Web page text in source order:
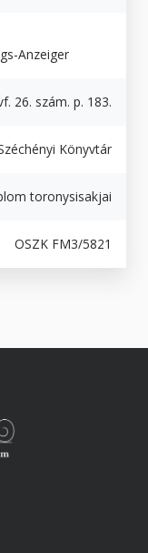
Anzeiger
26. szám. p. 183.
Könyvtár
toronysisakjai
OSZK FM3/5821